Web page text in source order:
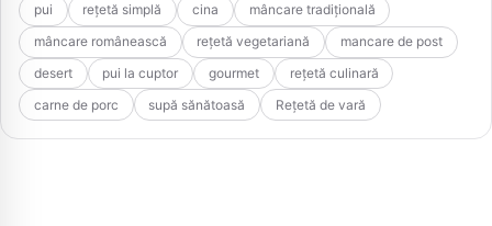
pui
rețetă simplă cina
mâncare tradițională
mâncare românească
rețetă vegetariană
mancare de post
desert
pui la cuptor gourmet
rețetă culinară
carne de porc
supă sănătoasă Rețetă de vară